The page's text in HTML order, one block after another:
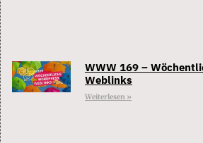
WWW 169 –
Weblinks
Weiterlesen »